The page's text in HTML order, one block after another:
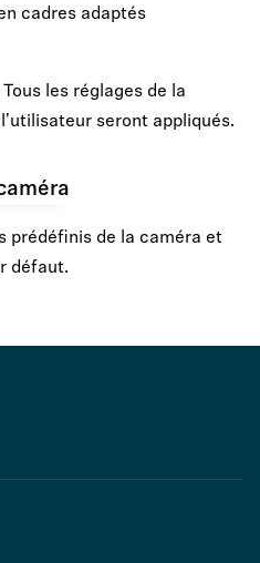
cadres adaptés
Tous les réglages de la
seront appliqués.
prédéfinis de la caméra et
défaut.